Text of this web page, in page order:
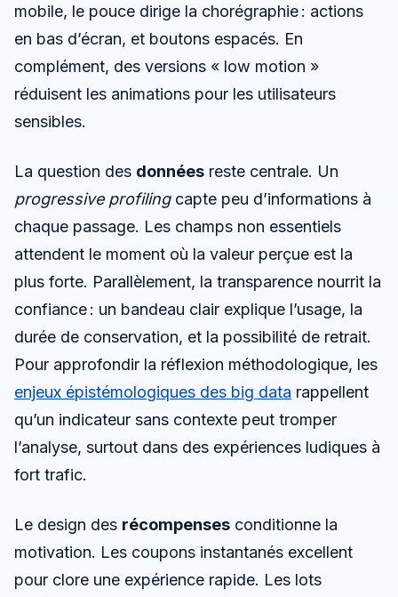
mobile, le pouce dirige la chorégraphie : actions
en bas d’écran, et boutons espacés. En
complément, des versions « low motion »
réduisent les animations pour les utilisateurs
sensibles.
La question des données reste centrale. Un
progressive profilingcapte peu d’informations à
chaque passage. Les champs non essentiels
attendent le moment où la valeur perçue est la
plus forte. Parallèlement, la transparence nourrit la
confiance : un bandeau clair explique l’usage, la
durée de conservation, et la possibilité de retrait.
Pour approfondir la réflexion méthodologique, les
enjeux épistémologiques des big data rappellent
qu’un indicateur sans contexte peut tromper
l’analyse, surtout dans des expériences ludiques à
fort trafic.
Le design des récompenses conditionne la
motivation. Les coupons instantanés excellent
pour clore une expérience rapide. Les lots